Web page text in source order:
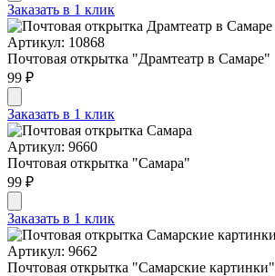
Заказать в 1 клик
Артикул: 10868
Почтовая открытка "Драмтеатр в Самаре"
99 ₽
Заказать в 1 клик
Артикул: 9660
Почтовая открытка "Самара"
99 ₽
Заказать в 1 клик
Артикул: 9662
Почтовая открытка "Самарские картинки"